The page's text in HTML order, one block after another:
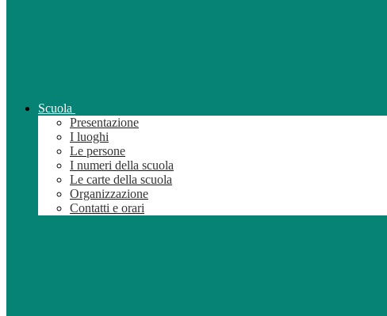
Scuola
Presentazione
I luoghi
Le persone
I numeri della scuola
Le carte della scuola
Organizzazione
Contatti e orari